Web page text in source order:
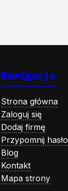
Nawigacja
Strona główna
Zaloguj się
Dodaj firmę
Przypomnij hasło
Blog
Kontakt
Mapa strony